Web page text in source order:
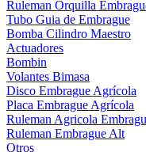
Ruleman Orquilla
Tubo Guia de Embrague
Bomba Cilindro Maestro
Actuadores
Bombin
Volantes Bimasa
Disco Embrague Agrícola
Placa Embrague Agrícola
Ruleman Agricola
Ruleman Embrague Alt
Otros